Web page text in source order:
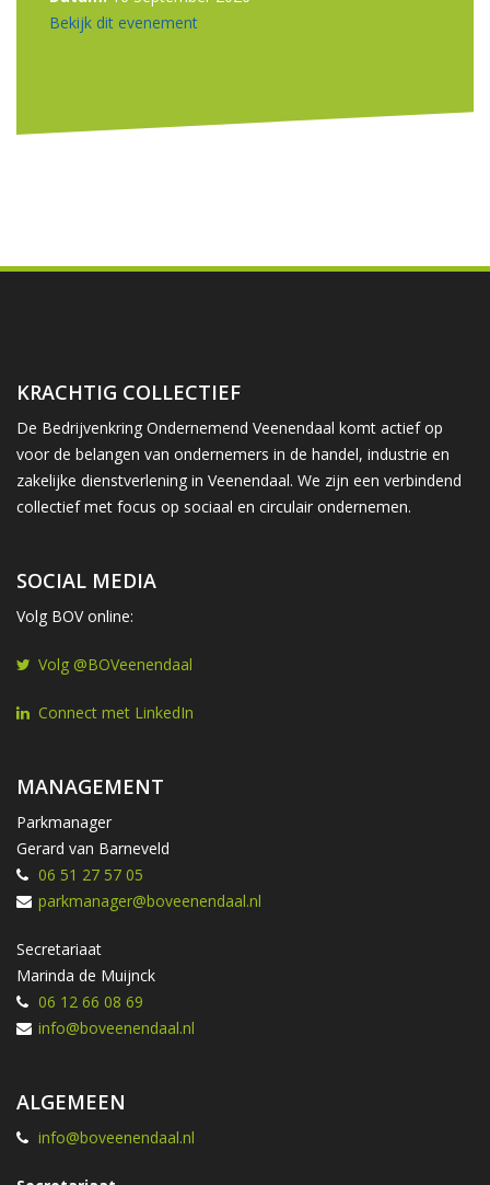
Bekijk dit evenement
KRACHTIG COLLECTIEF
De Bedrijvenkring Ondernemend Veenendaal komt actief op
voor de belangen van ondernemers in de handel, industrie en
zakelijke dienstverlening in Veenendaal. We zijn een verbindend
collectief met focus op sociaal en circulair ondernemen.
SOCIAL MEDIA
Volg BOV online:
Volg @BOVeenendaal
Connect met LinkedIn
MANAGEMENT
Parkmanager
Gerard van Barneveld
06 51 27 57 05
parkmanager@boveenendaal.nl
Secretariaat
Marinda de Muijnck
06 12 66 08 69
info@boveenendaal.nl
ALGEMEEN
info@boveenendaal.nl